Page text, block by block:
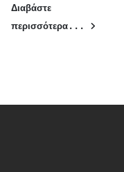
Διαβάστε
περισσότερα...